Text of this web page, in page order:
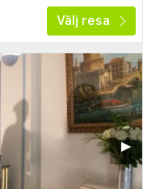
Välj resa
▶︎